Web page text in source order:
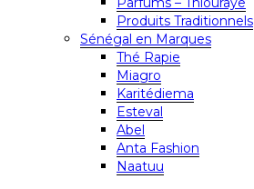
Produits Traditionnels
Sénégal en Marques
Thé Rapie
Miagro
Karitédiema
Esteval
Abel
Anta Fashion
Naatuu